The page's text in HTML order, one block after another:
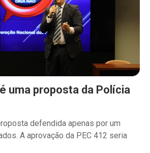
uma proposta da Polícia
defendida apenas por um
A aprovação da PEC 412 seria